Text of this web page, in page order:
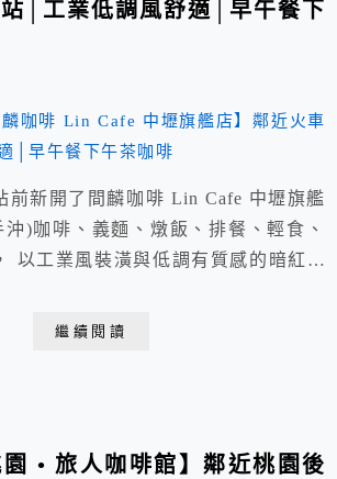
│工業低調風舒適│早午餐下
前新開了間麟咖啡 Lin Cafe 中壢旗艦
)咖啡、義麵、燉飯、排餐、輕食、
以工業風裝潢與低調有質感的暗紅色
繼續閱讀
• 旅人咖啡館】鄰近桃園後